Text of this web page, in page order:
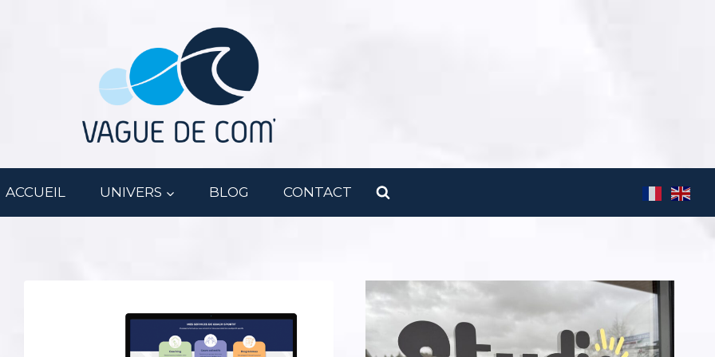
ACCUEIL UNIVERS BLOG CONTACT